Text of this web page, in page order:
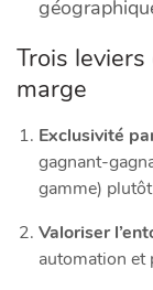
Trois
marge
Exclusivité
gagnant-
gamme)
Valoriser
automation et